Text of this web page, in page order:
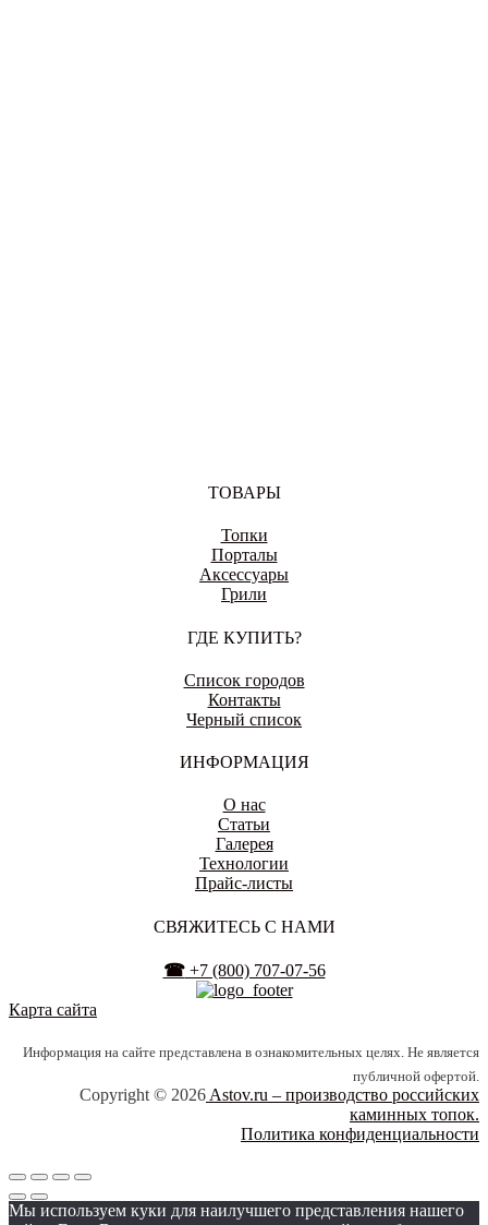
ЕКАТЕРИНБУРГ
ЕНАКИЕВО
ИВАНОВО
ИЖЕВСК
ИРКУТСК
ЙОШКАР-ОЛА
КАЛИНИНГРАД
ТОВАРЫ
Топки
Порталы
Аксессуары
Грили
ГДЕ КУПИТЬ?
Список городов
Контакты
Черный список
ИНФОРМАЦИЯ
О нас
Статьи
Галерея
Технологии
Прайс-листы
СВЯЖИТЕСЬ С НАМИ
☎+7 (800) 707-07-56
Карта сайта
Информация на сайте представлена в ознакомительных целях. Не является
публичной офертой.
Copyright © 2026 Astov.ru – производство российских
каминных топок.
Политика конфиденциальности
Мы используем куки для наилучшего представления нашего